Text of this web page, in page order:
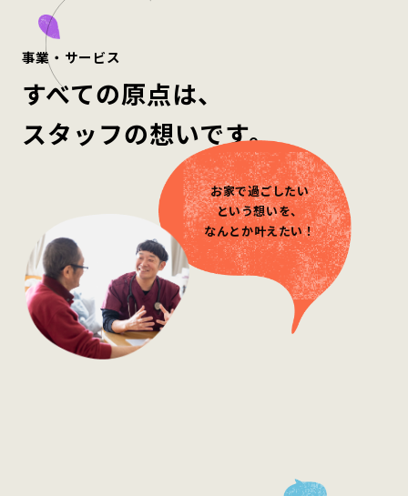
事業・サービス
すべての原点は、
スタッフの想いです。
お家で過ごしたい
という想いを、
なんとか叶えたい！